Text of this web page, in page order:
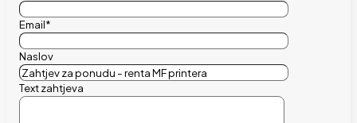
Email*
Naslov
Text zahtjeva